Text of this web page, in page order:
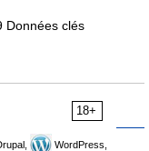
clés
18+
WordPress,